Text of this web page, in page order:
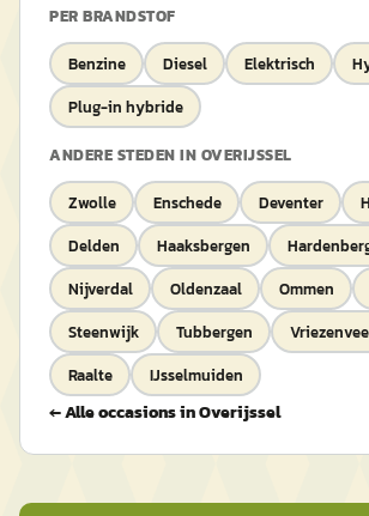
PER BRANDSTOF
Benzine Diesel Elektrisch
Plug-in hybride
ANDERE STEDEN IN OVERIJSSEL
Zwolle Enschede Deventer
Delden
Haaksbergen
Nijverdal
Oldenzaal Ommen
Steenwijk
Tubbergen
Raalte
IJsselmuiden
← Alle occasions inOverijssel